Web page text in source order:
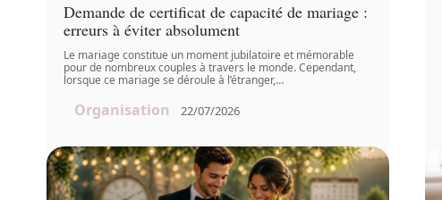
Demande de certificat de capacité de mariage :
erreurs à éviter absolument
Le mariage constitue un moment jubilatoire et mémorable
pour de nombreux couples à travers le monde. Cependant,
lorsque ce mariage se déroule à l’étranger,…
Organisation 22/07/2026